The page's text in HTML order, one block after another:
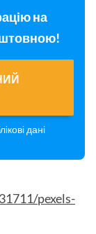
на
дані
pexels-